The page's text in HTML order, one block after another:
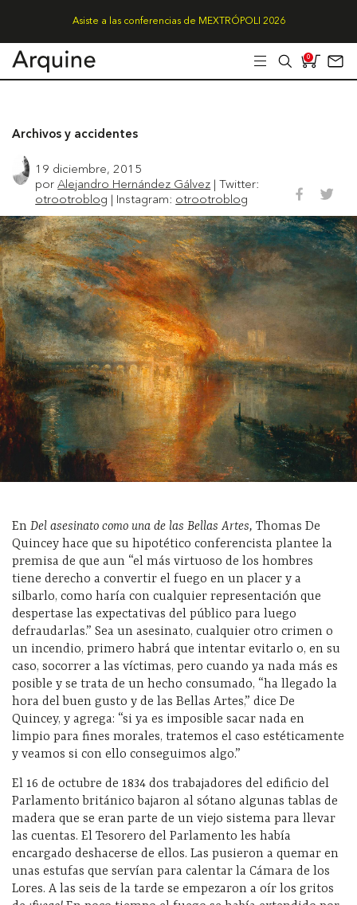
Asiste a las conferencias de MEXTRÓPOLI 2026
0
Archivos y accidentes
19 diciembre, 2015
porAlejandro Hernández Gálvez | Twitter:
otrootroblog | Instagram: otrootroblog
En Del asesinato como una de las Bellas Artes, Thomas De
Quincey hace que su hipotético conferencista plantee la
premisa de que aun “el más virtuoso de los hombres
tiene derecho a convertir el fuego en un placer y a
silbarlo, como haría con cualquier representación que
despertase las expectativas del público para luego
defraudarlas.” Sea un asesinato, cualquier otro crimen o
un incendio, primero habrá que intentar evitarlo o, en su
caso, socorrer a las víctimas, pero cuando ya nada más es
posible y se trata de un hecho consumado, “ha llegado la
hora del buen gusto y de las Bellas Artes,” dice De
Quincey, y agrega: “si ya es imposible sacar nada en
limpio para fines morales, tratemos el caso estéticamente
y veamos si con ello conseguimos algo.”
El 16 de octubre de 1834 dos trabajadores del edificio del
Parlamento británico bajaron al sótano algunas tablas de
madera que se eran parte de un viejo sistema para llevar
las cuentas. El Tesorero del Parlamento les había
encargado deshacerse de ellos. Las pusieron a quemar en
unas estufas que servían para calentar la Cámara de los
Lores. A las seis de la tarde se empezaron a oír los gritos